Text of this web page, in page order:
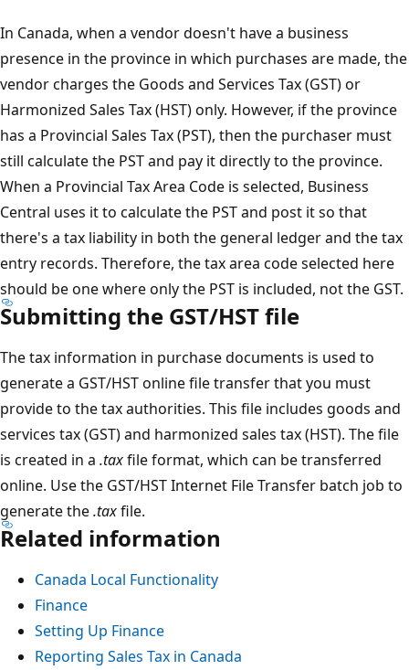
In Canada, when a vendor doesn't have a business
presence in the province in which purchases are made, the
vendor charges the Goods and Services Tax (GST) or
Harmonized Sales Tax (HST) only. However, if the province
has a Provincial Sales Tax (PST), then the purchaser must
still calculate the PST and pay it directly to the province.
When a Provincial Tax Area Code is selected, Business
Central uses it to calculate the PST and post it so that
there's a tax liability in both the general ledger and the tax
entry records. Therefore, the tax area code selected here
should be one where only the PST is included, not the GST.
Submitting the GST/HST file
The tax information in purchase documents is used to
generate a GST/HST online file transfer that you must
provide to the tax authorities. This file includes goods and
services tax (GST) and harmonized sales tax (HST). The file
is created in a .taxfile format, which can be transferred
online. Use the GST/HST Internet File Transfer batch job to
generate the.taxfile.
Related information
Canada Local Functionality
Finance
Setting Up Finance
Reporting Sales Tax in Canada